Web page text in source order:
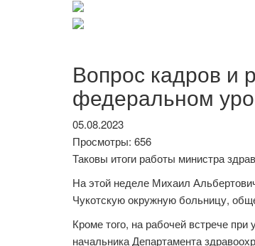
Вопрос кадров и
федеральном
05.08.2023
Просмотры: 656
Таковы итоги работы министра
На этой неделе Михаил
Чукотскую окружную больницу,
Кроме того, на рабочей встрече
начальника Департамента